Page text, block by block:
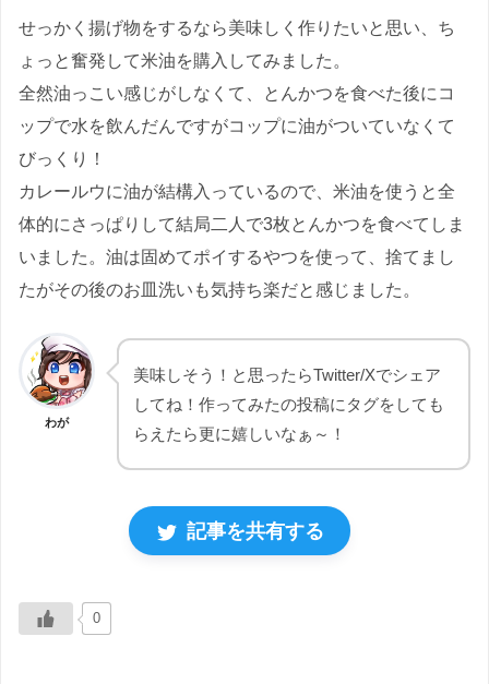
せっかく揚げ物をするなら美味しく作りたいと思い、ち
ょっと奮発して米油を購入してみました。
全然油っこい感じがしなくて、とんかつを食べた後にコ
ップで水を飲んだんですがコップに油がついていなくて
びっくり！
カレールウに油が結構入っているので、米油を使うと全
体的にさっぱりして結局二人で3枚とんかつを食べてしま
いました。油は固めてポイするやつを使って、捨てまし
たがその後のお皿洗いも気持ち楽だと感じました。
わが
美味しそう！と思ったらTwitter/Xでシェア
してね！作ってみたの投稿にタグをしても
らえたら更に嬉しいなぁ～！
記事を共有する
0